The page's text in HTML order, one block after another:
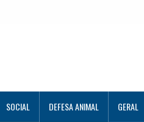
SOCIAL DEFESA ANIMAL GERAL